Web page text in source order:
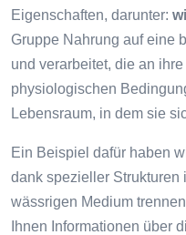
Eigenschaften, darunter:
Gruppe Nahrung auf eine
und verarbeitet, die an
physiologischen
Lebensraum, in dem sie
Ein Beispiel dafür haben
dank spezieller Strukturen
wässrigen Medium
Ihnen Informationen über